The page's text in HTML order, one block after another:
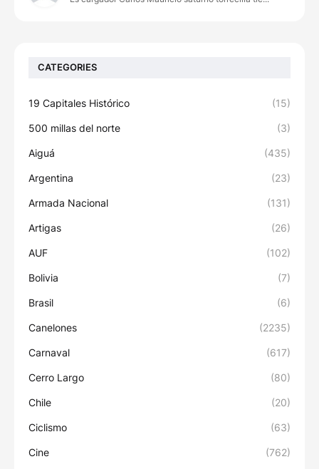
CATEGORIES
19 Capitales Histórico (15)
500 millas del norte (3)
Aiguá (435)
Argentina (23)
Armada Nacional (131)
Artigas (26)
AUF (102)
Bolivia (7)
Brasil (6)
Canelones (2235)
Carnaval (617)
Cerro Largo (80)
Chile (20)
Ciclismo (63)
Cine (762)